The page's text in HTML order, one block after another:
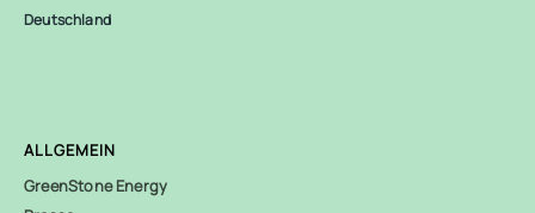
Deutschland
ALLGEMEIN
GreenStone Energy